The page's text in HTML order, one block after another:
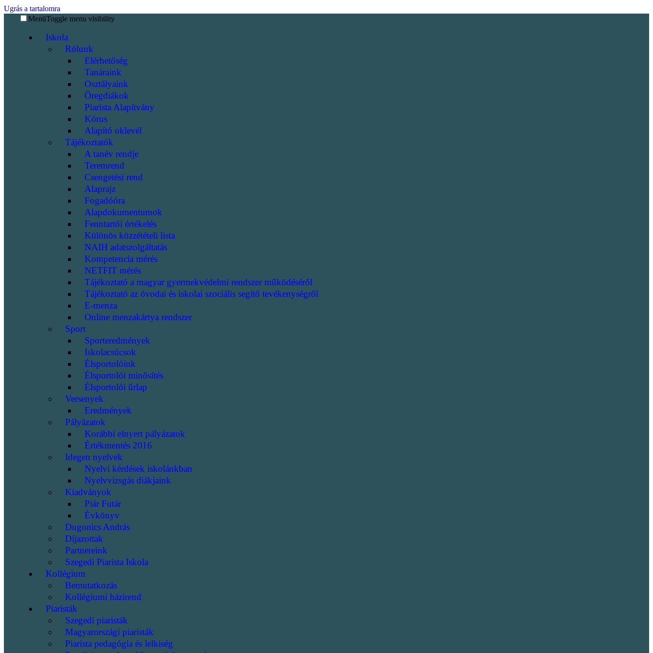
Ugrás a tartalomra
MenüToggle menu visibility
Iskola
Rólunk
Elérhetőség
Tanáraink
Osztályaink
Öregdiákok
Piarista Alapítvány
Kórus
Alapító oklevél
Tájékoztatók
A tanév rendje
Teremrend
Csengetési rend
Alaprajz
Fogadóóra
Alapdokumentumok
Fenntartói értékelés
Különös közzétételi lista
NAIH adatszolgáltatás
Kompetencia mérés
NETFIT mérés
Tájékoztató a magyar gyermekvédelmi rendszer működéséről
Tájékoztató az óvodai és iskolai szociális segítő tevékenységről
E-menza
Online menzakártya rendszer
Sport
Sporteredmények
Iskolacsúcsok
Élsportolóink
Élsportolói minősítés
Élsportolói űrlap
Versenyek
Eredmények
Pályázatok
Korábbi elnyert pályázatok
Értékmentés 2016
Idegen nyelvek
Nyelvi kérdések iskolánkban
Nyelvvizsgás diákjaink
Kiadványok
Piár Futár
Évkönyv
Dugonics András
Díjazottak
Partnereink
Szegedi Piarista Iskola
Kollégium
Bemutatkozás
Kollégiumi házirend
Piaristák
Szegedi piaristák
Magyarországi piaristák
Piarista pedagógia és lelkiség